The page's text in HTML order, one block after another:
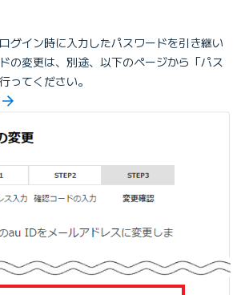
グイン時に入力したパスワードを引き継い
の変更は、別途、以下のページから「パス
ってください。